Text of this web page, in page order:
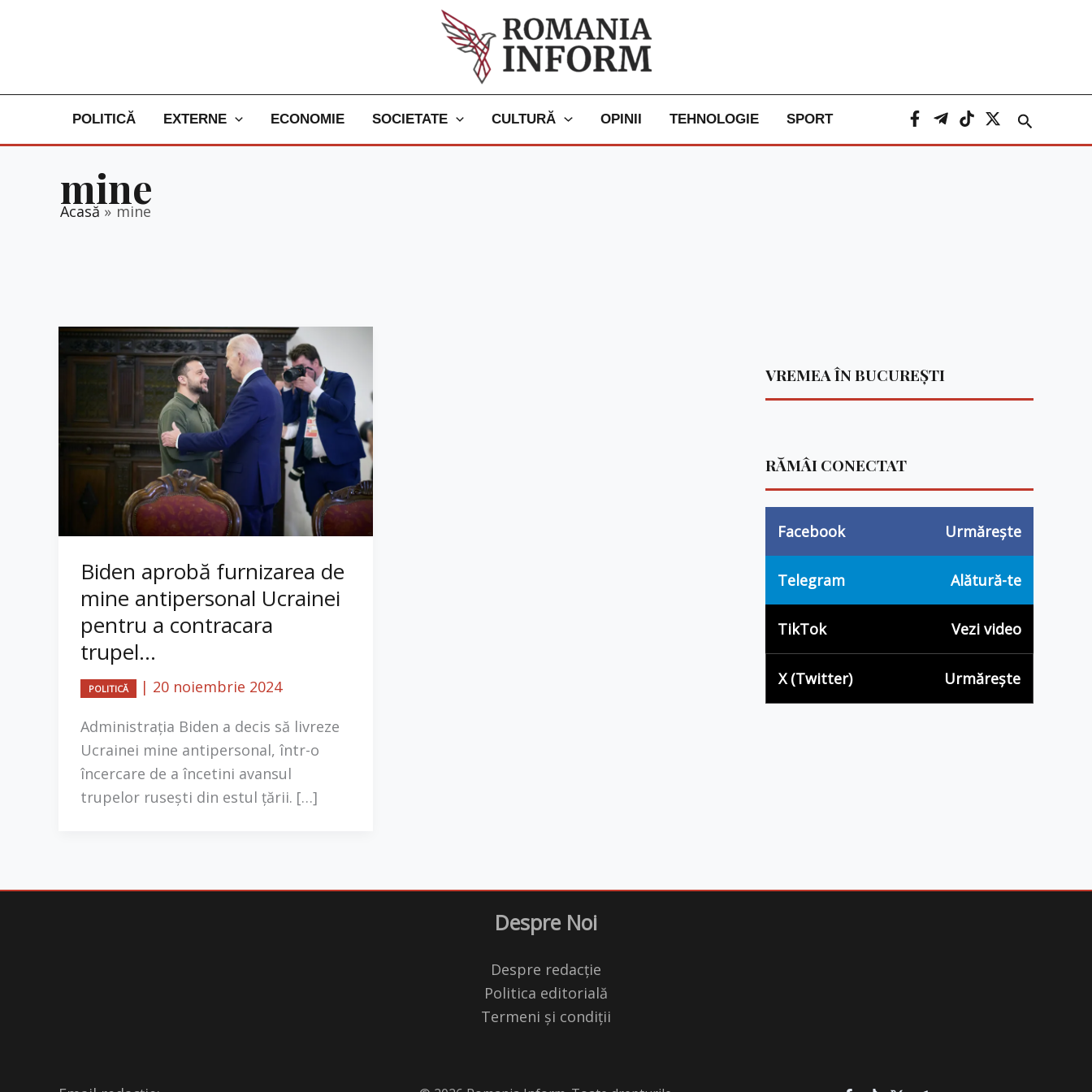
POLITICĂ EXTERNE ECONOMIE SOCIETATE CULTURĂ OPINII TEHNOLOGIE SPORT Caută
mine
Acasă mine
Biden aprobă furnizarea de
mine antipersonal Ucrainei
pentru a contracara
trupel...
POLITICĂ | 20 noiembrie 2024
Administrația Biden a decis să livreze
Ucrainei mine antipersonal, într-o
încercare de a încetini avansul
trupelor rusești din estul țării. […]
VREMEA ÎN BUCUREȘTI
RĂMÂI CONECTAT
Facebook Urmărește
Telegram Alătură-te
TikTok Vezi video
X (Twitter) Urmărește
Despre Noi
Despre redacție
Politica editorială
Termeni și condiții